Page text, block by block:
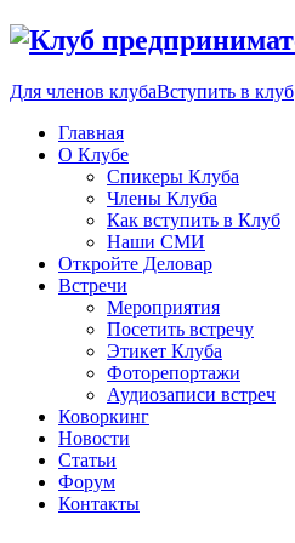
Для членов клубаВступить в клуб
Главная
О Клубе
Спикеры Клуба
Члены Клуба
Как вступить в Клуб
Наши СМИ
Откройте Деловар
Встречи
Мероприятия
Посетить встречу
Этикет Клуба
Фоторепортажи
Аудиозаписи встреч
Коворкинг
Новости
Статьи
Форум
Контакты